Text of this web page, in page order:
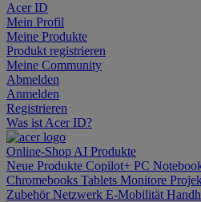
Acer ID
Mein Profil
Meine Produkte
Produkt registrieren
Meine Community
Abmelden
Anmelden
Registrieren
Was ist Acer ID?
Online-Shop AI Produkte
Neue Produkte Copilot+ PC
Chromebooks Tablets Monitore
ZubehörNetzwerk E-Mobilität